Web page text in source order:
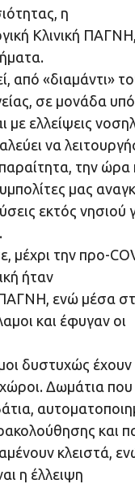
η
Κλινική ΠΑΓΝΗ,
από «διαμάντι»
σε μονάδα υπό
με ελλείψεις
να
την ώρα
μας
εκτός νησιού
μέχρι την προ-
ήταν
ενώ μέσα
και έφυγαν οι
δυστυχώς έχουν
Δωμάτια που
και
κλειστά,
η έλλειψη